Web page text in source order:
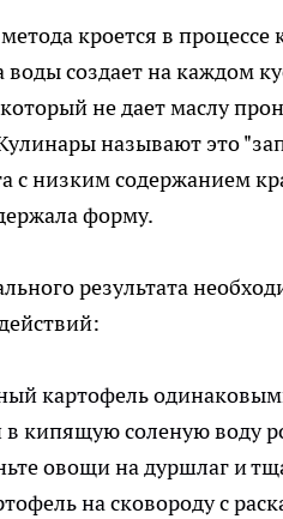
кроется в
воды создает на каждом
не дает маслу
называют это
с низким содержанием
форму.
результата
картофель
в кипящую соленую воду
овощи на дуршлаг и
на сковороду с